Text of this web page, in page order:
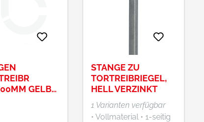
GELB-
STANGE ZU
TORTREIBRIEGEL,
HELL VERZINKT
1 Varianten verfügbar
• Vollmaterial • 1-seitig